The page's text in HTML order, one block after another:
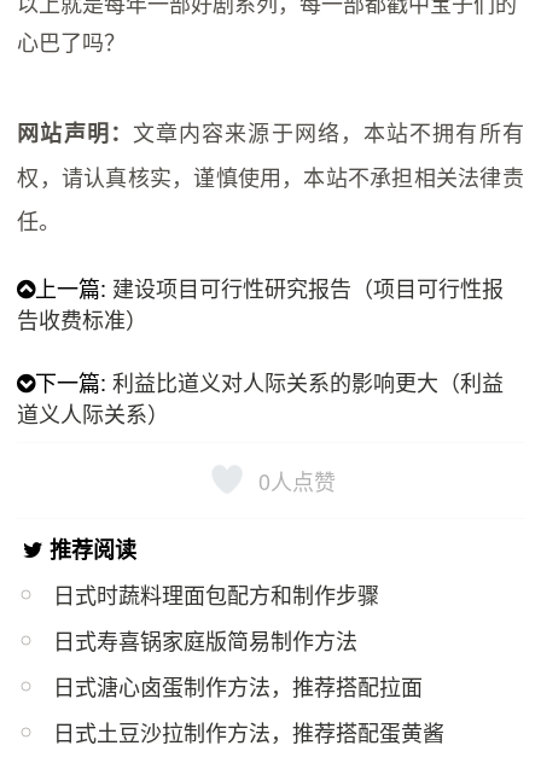
心巴了吗？
网站声明： 文章内容来源于网络，本站不拥有所有
权，请认真核实，谨慎使用，本站不承担相关法律责
任。
上一篇: 建设项目可行性研究报告（项目可行性报
告收费标准）
下一篇:利益比道义对人际关系的影响更大（利益
道义人际关系）
0人点赞
推荐阅读
日式时蔬料理面包配方和制作步骤
日式寿喜锅家庭版简易制作方法
日式溏心卤蛋制作方法，推荐搭配拉面
日式土豆沙拉制作方法，推荐搭配蛋黄酱